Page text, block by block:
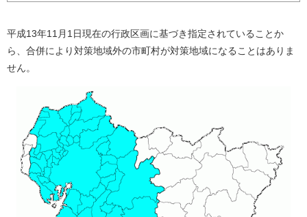
平成13年11月1日現在の行政区画に基づき指定されていることか
ら、合併により対策地域外の市町村が対策地域になることはありま
せん。